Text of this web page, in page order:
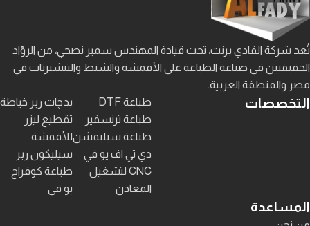
تُعد شركة الفادي برنت، تحت قيادة المهندس سمير نصحي، من الروّاد
الحقيقيين في صناعة الطباعة على الأقمشة والشنط والتيشيرتات في
مصر والمنطقة العربية.
التخصصات
طباعة DTF
طباعة ترنسفير
طباعة سبليمشن
دي تي اف يو في
CNC لتشغيل
المعادن
بدچات ربر خياطة
تقطيع ليزر
للأقمشة
سيليكون ربر
طباعة كوفراج
يو في
المساعدة